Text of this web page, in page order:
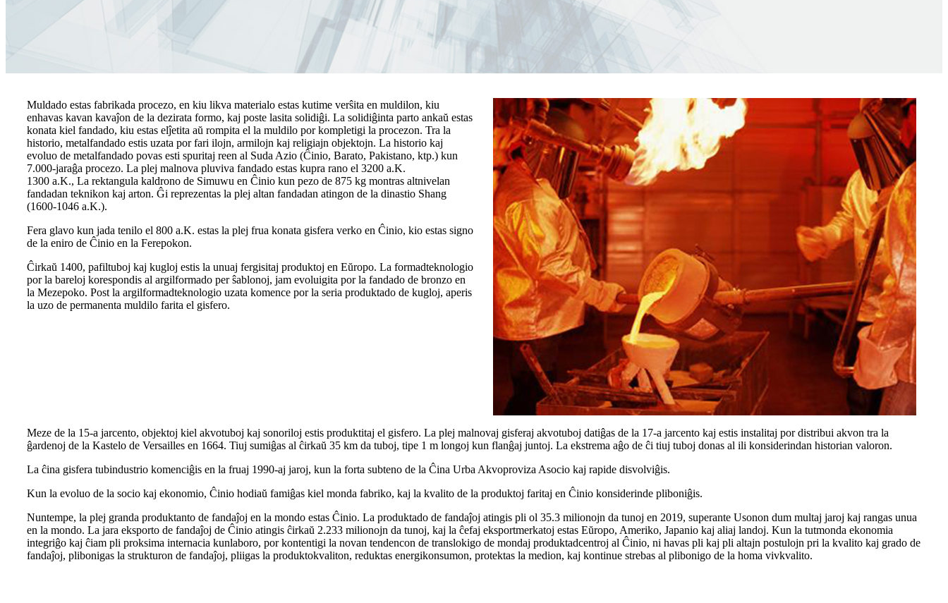
Muldado estas fabrikada procezo, en kiu likva materialo estas kutime verŝita en muldilon, kiu
enhavas kavan kavaĵon de la dezirata formo, kaj poste lasita solidiĝi. La solidiĝinta parto ankaŭ estas
konata kiel fandado, kiu estas elĵetita aŭ rompita el la muldilo por kompletigi la procezon. Tra la
historio, metalfandado estis uzata por fari ilojn, armilojn kaj religiajn objektojn. La historio kaj
evoluo de metalfandado povas esti spuritaj reen al Suda Azio (Ĉinio, Barato, Pakistano, ktp.) kun
7.000-jaraĝa procezo. La plej malnova pluviva fandado estas kupra rano el 3200 a.K.
1300 a.K., La rektangula kaldrono de Simuwu en Ĉinio kun pezo de 875 kg montras altnivelan
fandadan teknikon kaj arton. Ĝi reprezentas la plej altan fandadan atingon de la dinastio Shang
(1600-1046 a.K.).
Fera glavo kun jada tenilo el 800 a.K. estas la plej frua konata gisfera verko en Ĉinio, kio estas signo
de la eniro de Ĉinio en la Ferepokon.
Ĉirkaŭ 1400, pafiltuboj kaj kugloj estis la unuaj fergisitaj produktoj en Eŭropo. La formadteknologio
por la bareloj korespondis al argilformado per ŝablonoj, jam evoluigita por la fandado de bronzo en
la Mezepoko. Post la argilformadteknologio uzata komence por la seria produktado de kugloj, aperis
la uzo de permanenta muldilo farita el gisfero.
Meze de la 15-a jarcento, objektoj kiel akvotuboj kaj sonoriloj estis produktitaj el gisfero. La plej malnovaj gisferaj akvotuboj datiĝas de la 17-a jarcento kaj estis instalitaj por distribui akvon tra la
ĝardenoj de la Kastelo de Versailles en 1664. Tiuj sumiĝas al ĉirkaŭ 35 km da tuboj, tipe 1 m longoj kun flanĝaj juntoj. La ekstrema aĝo de ĉi tiuj tuboj donas al ili konsiderindan historian valoron.
La ĉina gisfera tubindustrio komenciĝis en la fruaj 1990-aj jaroj, kun la forta subteno de la Ĉina Urba Akvoproviza Asocio kaj rapide disvolviĝis.
Kun la evoluo de la socio kaj ekonomio, Ĉinio hodiaŭ famiĝas kiel monda fabriko, kaj la kvalito de la produktoj faritaj en Ĉinio konsiderinde pliboniĝis.
Nuntempe, la plej granda produktanto de fandaĵoj en la mondo estas Ĉinio. La produktado de fandaĵoj atingis pli ol 35.3 milionojn da tunoj en 2019, superante Usonon dum multaj jaroj kaj rangas unua
en la mondo. La jara eksporto de fandaĵoj de Ĉinio atingis ĉirkaŭ 2.233 milionojn da tunoj, kaj la ĉefaj eksportmerkatoj estas Eŭropo, Ameriko, Japanio kaj aliaj landoj. Kun la tutmonda ekonomia
integriĝo kaj ĉiam pli proksima internacia kunlaboro, por kontentigi la novan tendencon de translokigo de mondaj produktadcentroj al Ĉinio, ni havas pli kaj pli altajn postulojn pri la kvalito kaj grado de
fandaĵoj, plibonigas la strukturon de fandaĵoj, pliigas la produktokvaliton, reduktas energikonsumon, protektas la medion, kaj kontinue strebas al plibonigo de la homa vivkvalito.